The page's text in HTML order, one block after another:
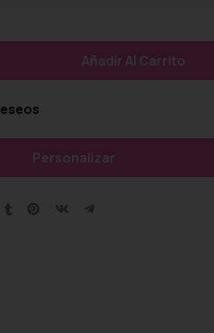
Añadir Al Carrito
Personalizar